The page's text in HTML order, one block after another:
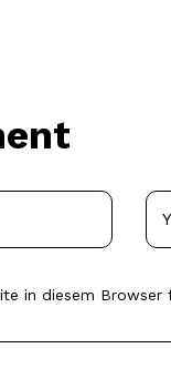
in diesem